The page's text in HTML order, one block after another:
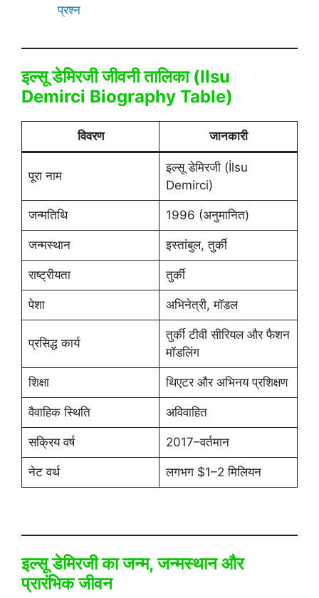
प्रश्न
इल्सू डेमिरजी जीवनी तालिका (Ilsu
Demirci Biography Table)
विवरण जानकारी
पूरा नाम
इल्सू डेमिरजी (İlsu
Demirci)
जन्मतिथि 1996 (अनुमानित)
जन्मस्थान इस्तांबुल, तुर्की
राष्ट्रीयता तुर्की
पेशा अभिनेत्री, मॉडल
प्रसिद्ध कार्य
तुर्की टीवी सीरियल और फैशन
मॉडलिंग
शिक्षा थिएटर और अभिनय प्रशिक्षण
वैवाहिक स्थिति अविवाहित
सक्रिय वर्ष 2017–वर्तमान
नेट वर्थ लगभग $1–2 मिलियन
इल्सू डेमिरजी का जन्म, जन्मस्थान और
प्रारंभिक जीवन